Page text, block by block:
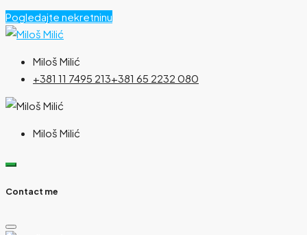
Pogledajte nekretninu
Miloš Milić
+381 11 7495 213+381 65 2232 080
Miloš Milić
Contact me